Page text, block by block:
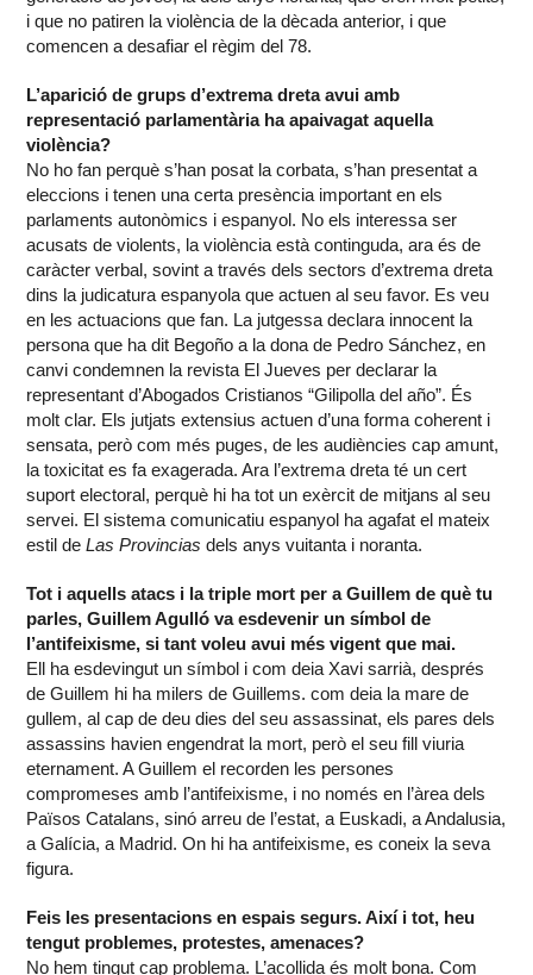
i que no patiren la violència de la dècada anterior, i que
comencen a desafiar el règim del 78.
L’aparició de grups d’extrema dreta avui amb
representació parlamentària ha apaivagat aquella
violència?
No ho fan perquè s’han posat la corbata, s’han presentat a
eleccions i tenen una certa presència important en els
parlaments autonòmics i espanyol. No els interessa ser
acusats de violents, la violència està continguda, ara és de
caràcter verbal, sovint a través dels sectors d’extrema dreta
dins la judicatura espanyola que actuen al seu favor. Es veu
en les actuacions que fan. La jutgessa declara innocent la
persona que ha dit Begoño a la dona de Pedro Sánchez, en
canvi condemnen la revista El Jueves per declarar la
representant d’Abogados Cristianos “Gilipolla del año”. És
molt clar. Els jutjats extensius actuen d’una forma coherent i
sensata, però com més puges, de les audiències cap amunt,
la toxicitat es fa exagerada. Ara l’extrema dreta té un cert
suport electoral, perquè hi ha tot un exèrcit de mitjans al seu
servei. El sistema comunicatiu espanyol ha agafat el mateix
estil deLas Provincias dels anys vuitanta i noranta.
Tot i aquells atacs i la triple mort per a Guillem de què tu
parles, Guillem Agulló va esdevenir un símbol de
l’antifeixisme, si tant voleu avui més vigent que mai.
Ell ha esdevingut un símbol i com deia Xavi sarrià, després
de Guillem hi ha milers de Guillems. com deia la mare de
gullem, al cap de deu dies del seu assassinat, els pares dels
assassins havien engendrat la mort, però el seu fill viuria
eternament. A Guillem el recorden les persones
compromeses amb l’antifeixisme, i no només en l’àrea dels
Països Catalans, sinó arreu de l’estat, a Euskadi, a Andalusia,
a Galícia, a Madrid. On hi ha antifeixisme, es coneix la seva
figura.
Feis les presentacions en espais segurs. Així i tot, heu
tengut problemes, protestes, amenaces?
No hem tingut cap problema. L’acollida és molt bona. Com